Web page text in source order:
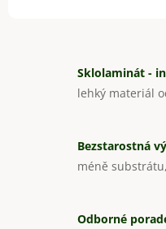
Sklolaminát -
lehký materiál
Bezstarostná
méně
Odborné